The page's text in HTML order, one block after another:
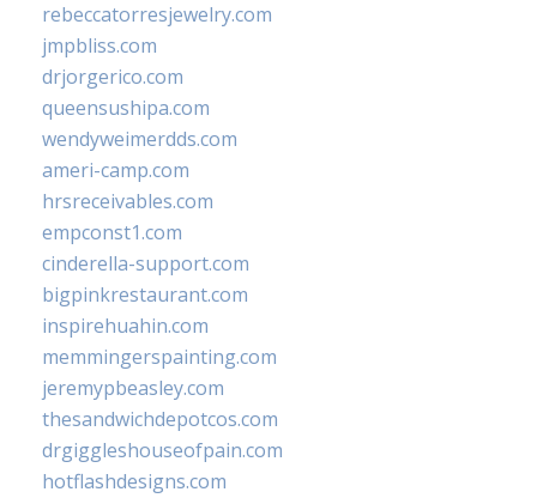
rebeccatorresjewelry.com
jmpbliss.com
drjorgerico.com
queensushipa.com
wendyweimerdds.com
ameri-camp.com
hrsreceivables.com
empconst1.com
cinderella-support.com
bigpinkrestaurant.com
inspirehuahin.com
memmingerspainting.com
jeremypbeasley.com
thesandwichdepotcos.com
drgiggleshouseofpain.com
hotflashdesigns.com